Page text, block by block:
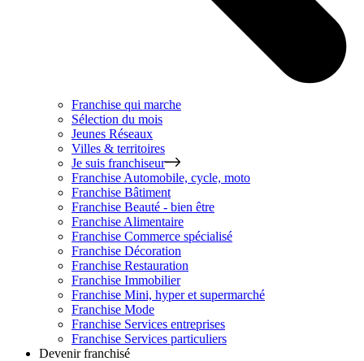
Franchise qui marche
Sélection du mois
Jeunes Réseaux
Villes & territoires
Je suis franchiseur
Franchise Automobile, cycle, moto
Franchise Bâtiment
Franchise Beauté - bien être
Franchise Alimentaire
Franchise Commerce spécialisé
Franchise Décoration
Franchise Restauration
Franchise Immobilier
Franchise Mini, hyper et supermarché
Franchise Mode
Franchise Services entreprises
Franchise Services particuliers
Devenir franchisé